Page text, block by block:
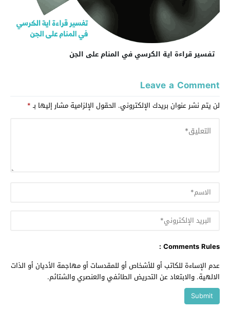
تفسير قراءة اية الكرسي في المنام على الجن
Leave a Comment
لن يتم نشر عنوان بريدك الإلكتروني. الحقول الإلزامية مشار إليها بـ*
Comments Rules :
عدم الإساءة للكاتب أو للأشخاص أو للمقدسات أو مهاجمة الأديان أو الذات
الالهية. والابتعاد عن التحريض الطائفي والعنصري والشتائم.